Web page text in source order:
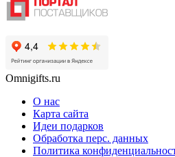
Omnigifts.ru
О нас
Карта сайта
Идеи подарков
Обработка перс. данных
Политика